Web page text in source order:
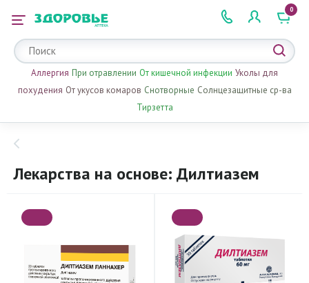
2 505 505
0
Аллергия При отравлении От кишечной инфекции Уколы для
похудения От укусов комаров Снотворные Солнцезащитные ср-ва
Тирзетта
Лекарства на основе: Дилтиазем